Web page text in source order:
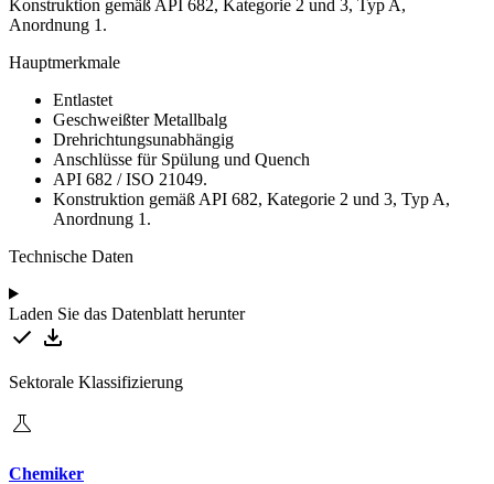
Konstruktion gemäß API 682, Kategorie 2 und 3, Typ A,
Anordnung 1.
Hauptmerkmale
Entlastet
Geschweißter Metallbalg
Drehrichtungsunabhängig
Anschlüsse für Spülung und Quench
API 682 / ISO 21049.
Konstruktion gemäß API 682, Kategorie 2 und 3, Typ A,
Anordnung 1.
Technische Daten
Laden Sie das Datenblatt herunter
Sektorale Klassifizierung
Chemiker